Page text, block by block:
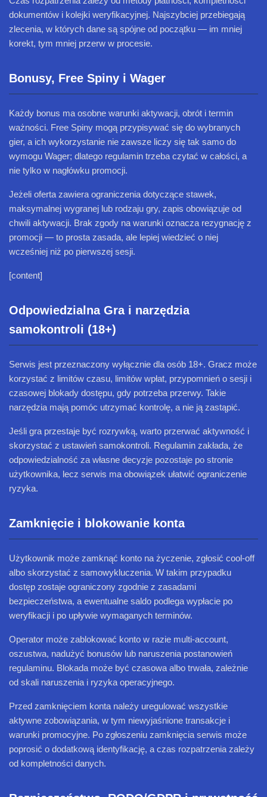
dokumentów i kolejki weryfikacyjnej. Najszybciej przebiegają
zlecenia, w których dane są spójne od początku — im mniej
korekt, tym mniej przerw w procesie.
Bonusy, Free Spiny i Wager
Każdy bonus ma osobne warunki aktywacji, obrót i termin
ważności. Free Spiny mogą przypisywać się do wybranych
gier, a ich wykorzystanie nie zawsze liczy się tak samo do
wymogu Wager; dlatego regulamin trzeba czytać w całości, a
nie tylko w nagłówku promocji.
Jeżeli oferta zawiera ograniczenia dotyczące stawek,
maksymalnej wygranej lub rodzaju gry, zapis obowiązuje od
chwili aktywacji. Brak zgody na warunki oznacza rezygnację z
promocji — to prosta zasada, ale lepiej wiedzieć o niej
wcześniej niż po pierwszej sesji.
[content]
Odpowiedzialna Gra i narzędzia
samokontroli (18+)
Serwis jest przeznaczony wyłącznie dla osób 18+. Gracz może
korzystać z limitów czasu, limitów wpłat, przypomnień o sesji i
czasowej blokady dostępu, gdy potrzeba przerwy. Takie
narzędzia mają pomóc utrzymać kontrolę, a nie ją zastąpić.
Jeśli gra przestaje być rozrywką, warto przerwać aktywność i
skorzystać z ustawień samokontroli. Regulamin zakłada, że
odpowiedzialność za własne decyzje pozostaje po stronie
użytkownika, lecz serwis ma obowiązek ułatwić ograniczenie
ryzyka.
Zamknięcie i blokowanie konta
Użytkownik może zamknąć konto na życzenie, zgłosić cool-off
albo skorzystać z samowykluczenia. W takim przypadku
dostęp zostaje ograniczony zgodnie z zasadami
bezpieczeństwa, a ewentualne saldo podlega wypłacie po
weryfikacji i po upływie wymaganych terminów.
Operator może zablokować konto w razie multi-account,
oszustwa, nadużyć bonusów lub naruszenia postanowień
regulaminu. Blokada może być czasowa albo trwała, zależnie
od skali naruszenia i ryzyka operacyjnego.
Przed zamknięciem konta należy uregulować wszystkie
aktywne zobowiązania, w tym niewyjaśnione transakcje i
warunki promocyjne. Po zgłoszeniu zamknięcia serwis może
poprosić o dodatkową identyfikację, a czas rozpatrzenia zależy
od kompletności danych.